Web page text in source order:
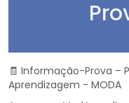
🧾 Informação-Prova –
Aprendizagem - MODA